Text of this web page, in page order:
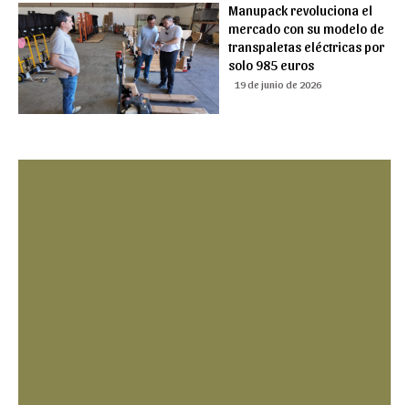
Manupack revoluciona el
mercado con su modelo de
transpaletas eléctricas por
solo 985 euros
19 de junio de 2026